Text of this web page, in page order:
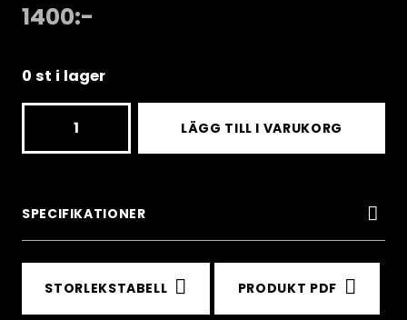
1400:-
0 st i lager
PLASMA
mängd
LÄGG TILL I VARUKORG
SPECIFIKATIONER
STORLEKSTABELL PRODUKT PDF